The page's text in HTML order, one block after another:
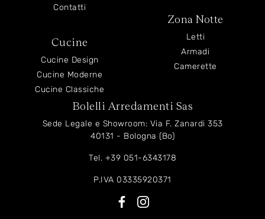
Contatti
Cucine
Cucine Design
Cucine Moderne
Cucine Classiche
Zona Notte
Letti
Armadi
Camerette
Bolelli Arredamenti Sas
Sede Legale e Showroom: Via F. Zanardi 353
40131 - Bologna (Bo)
Tel. +39 051-6343178
P.IVA 03335920371